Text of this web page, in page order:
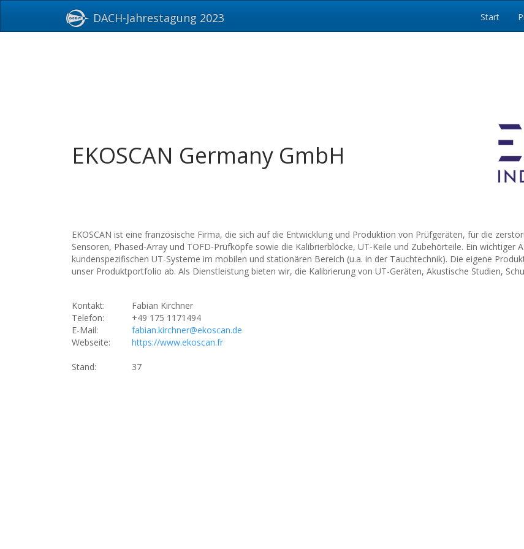
DACH-Jahrestagung 2023 Start
EKOSCAN Germany GmbH
EKOSCAN ist eine französische Firma, die sich auf die Entwicklung und Produktion von Prüfgeräten, für die
Sensoren, Phased-Array und TOFD-Prüfköpfe sowie die Kalibrierblöcke, UT-Keile und Zubehörteile. Ein wichtiger
kundenspezifischen UT-Systeme im mobilen und stationären Bereich (u.a. in der Tauchtechnik). Die eigene
unser Produktportfolio ab. Als Dienstleistung bieten wir, die Kalibrierung von UT-Geräten, Akustische Studien,
Kontakt:
Fabian Kirchner
Telefon:
+49 175 1171494
E-Mail:
fabian.kirchner@ekoscan.de
Webseite:
https://www.ekoscan.fr
Stand: 37